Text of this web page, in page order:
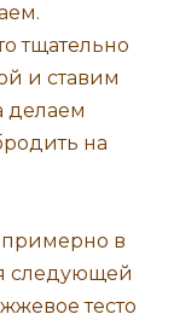
тщательно
и ставим
делаем
на
примерно в
следующей
тесто